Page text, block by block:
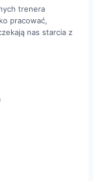
trenera
pracować,
nas starcia z